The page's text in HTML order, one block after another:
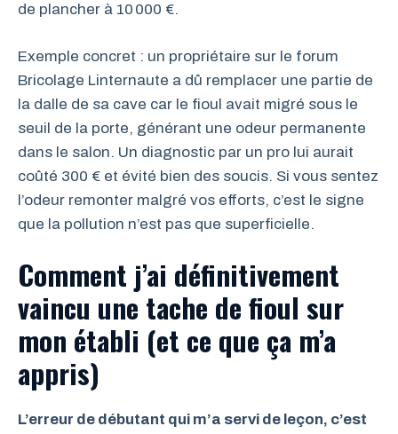
de plancher à 10 000 €.
Exemple concret : un propriétaire sur le forum
Bricolage Linternaute a dû remplacer une partie de
la dalle de sa cave car le fioul avait migré sous le
seuil de la porte, générant une odeur permanente
dans le salon. Un diagnostic par un pro lui aurait
coûté 300 € et évité bien des soucis. Si vous sentez
l’odeur remonter malgré vos efforts, c’est le signe
que la pollution n’est pas que superficielle.
Comment j’ai définitivement
vaincu une tache de fioul sur
mon établi (et ce que ça m’a
appris)
L’erreur de débutant qui m’a servi de leçon, c’est